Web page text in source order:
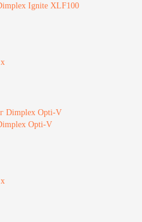
Ignite XLF100
x
Opti-V
x